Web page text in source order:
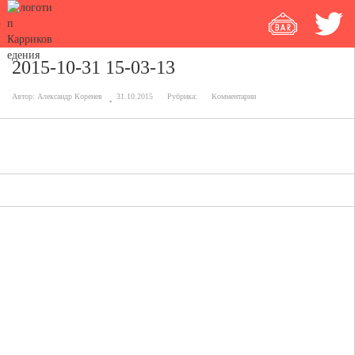
2015-10-31 15-03-13
Автор: Александр Коренев 31.10.2015 Рубрика: Комментарии